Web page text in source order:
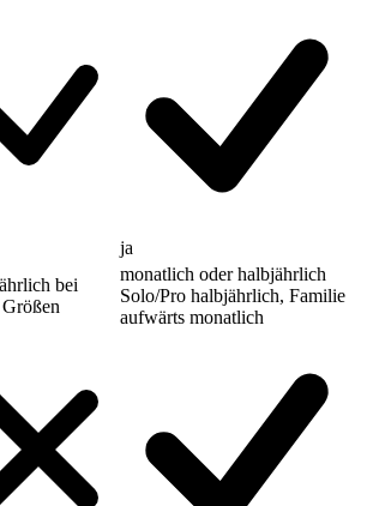
ja
bei
monatlich oder halbjährlich
Solo/Pro halbjährlich, Familie
aufwärts monatlich